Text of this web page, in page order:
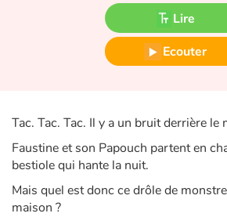
Fable, mythe, littérature et poésie
Princesses et princes, rois, reines et
Héroïnes et héros
Écologie, nature, saisons
Les animaux
Lire
Ecouter
Tac. Tac. Tac. Il y a un bruit derrière le
Faustine et son Papouch partent en
bestiole qui hante la nuit.
Mais quel est donc ce drôle de
maison ?